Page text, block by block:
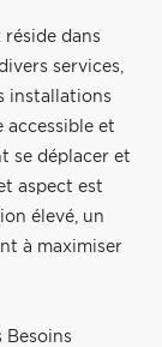
réside dans
services,
installations
accessible et
se déplacer et
aspect est
élevé, un
à maximiser
Besoins